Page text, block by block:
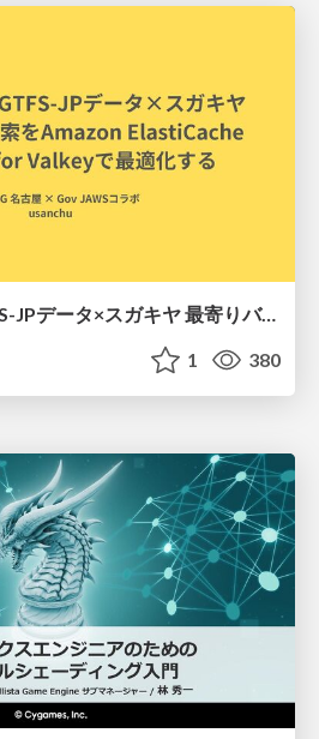
名古屋の市バスGTFS-JPデータ×スガキヤ 最寄りバス停検索をAmazon ElastiCache Serverless for Valkeyで最適化する
1 380